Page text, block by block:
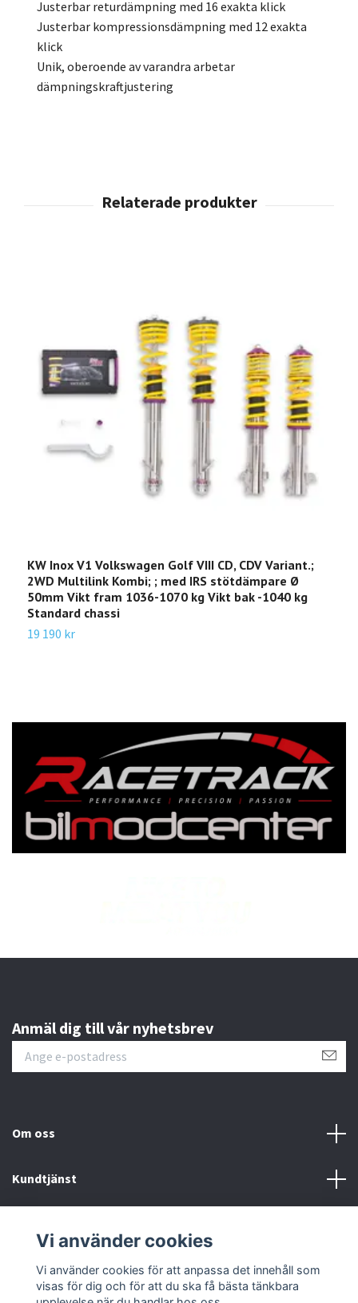
Justerbar returdämpning med 16 exakta klick
Justerbar kompressionsdämpning med 12 exakta
klick
Unik, oberoende av varandra arbetar
dämpningskraftjustering
KW Inox V1 Volkswagen Golf VIII CD, CDV Variant.;
2WD Multilink Kombi; ; med IRS stötdämpare Ø
50mm Vikt fram 1036-1070 kg Vikt bak -1040 kg
Standard chassi
19 190 kr
Anmäl dig till vår nyhetsbrev
Om oss
Kundtjänst
Sociala medier
Vi använder cookies
Vi använder cookies för att anpassa det innehåll som
visas för dig och för att du ska få bästa tänkbara